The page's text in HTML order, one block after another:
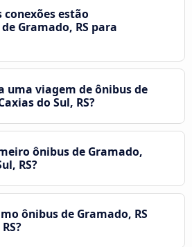
estão
Gramado, RS para
uma viagem de ônibus de
do Sul, RS?
ônibus de Gramado,
RS?
ônibus de Gramado, RS